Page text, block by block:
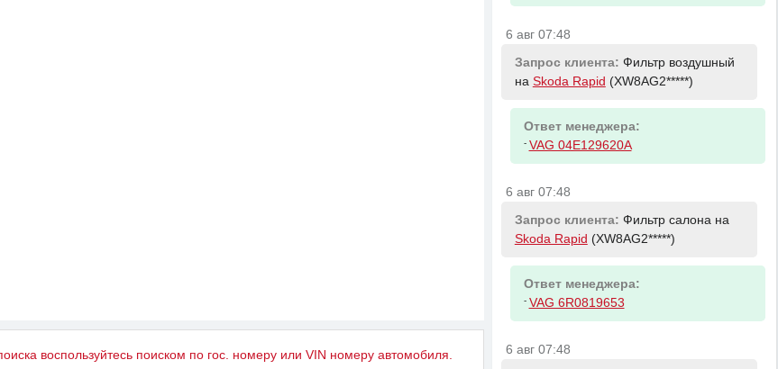
воспользуйтесь поиском по гос. номеру или VIN номеру автомобиля.
6 авг 07:48
Запрос клиента: Фильтр воздушный
на Skoda Rapid (XW8AG2*****)
Ответ менеджера:
- VAG 04E129620A
6 авг 07:48
Запрос клиента: Фильтр салона на
Skoda Rapid (XW8AG2*****)
Ответ менеджера:
- VAG 6R0819653
6 авг 07:48